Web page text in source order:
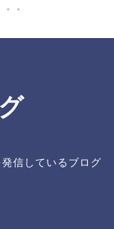
信しているブログ